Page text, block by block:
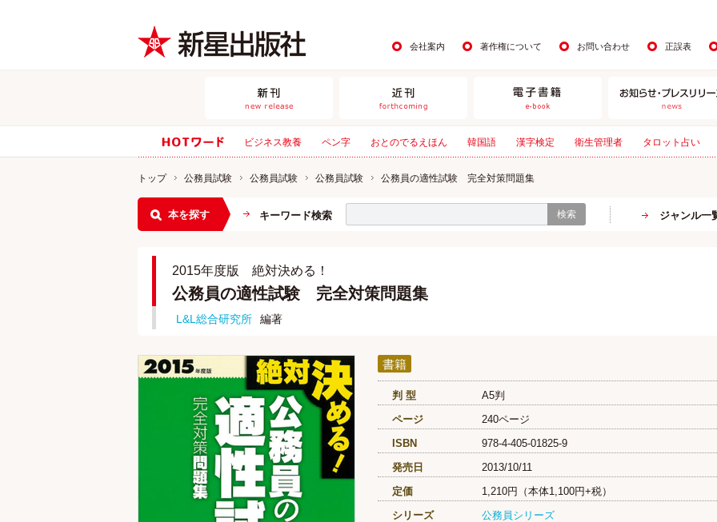
会社案内 著作権について お問い合わせ 正誤表
ビジネス教養 ペン字 おとのでるえほん 韓国語 漢字検定 衛生管理者 タロット占い
トップ 公務員試験 公務員試験 公務員試験 公務員の適性試験 完全対策問題集
本を探す キーワード検索 検索 ジャンル一
2015年度版 絶対決める！
公務員の適性試験 完全対策問題集
L&L総合研究所 編著
書籍
判 型
A5判
ページ
240ページ
ISBN
978-4-405-01825-9
発売日
2013/10/11
定価
1,210円（本体1,100円+税）
シリーズ
公務員シリーズ